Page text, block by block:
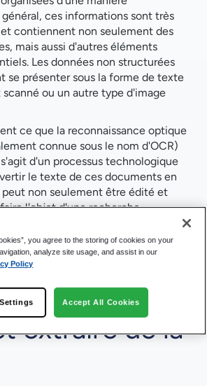
ces informations sont très
contiennent non seulement des
mais aussi d'autres éléments
Les données non structurées
se présenter sous la forme de texte
ou un autre type d'image
ce que la reconnaissance optique
connue sous le nom d'OCR)
d'un processus technologique
le texte de ces documents en
non seulement être édité et
l'objet d'une recherche
de l'OCR
les flux de
extraire de la
you agree to the storing of cookies on your
analyze site usage, and assist in our
Policy
Accept All Cookies